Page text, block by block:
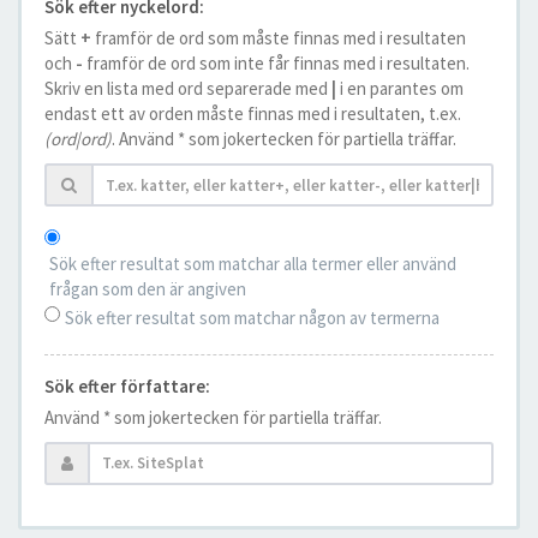
Sök efter nyckelord:
Sätt + framför de ord som måste finnas med i resultaten
och - framför de ord som inte får finnas med i resultaten.
Skriv en lista med ord separerade med | i en parantes om
endast ett av orden måste finnas med i resultaten, t.ex.
(ord|ord). Använd * som jokertecken för partiella träffar.
Sök efter resultat som matchar alla termer eller använd
frågan som den är angiven
Sök efter resultat som matchar någon av termerna
Sök efter författare:
Använd * som jokertecken för partiella träffar.